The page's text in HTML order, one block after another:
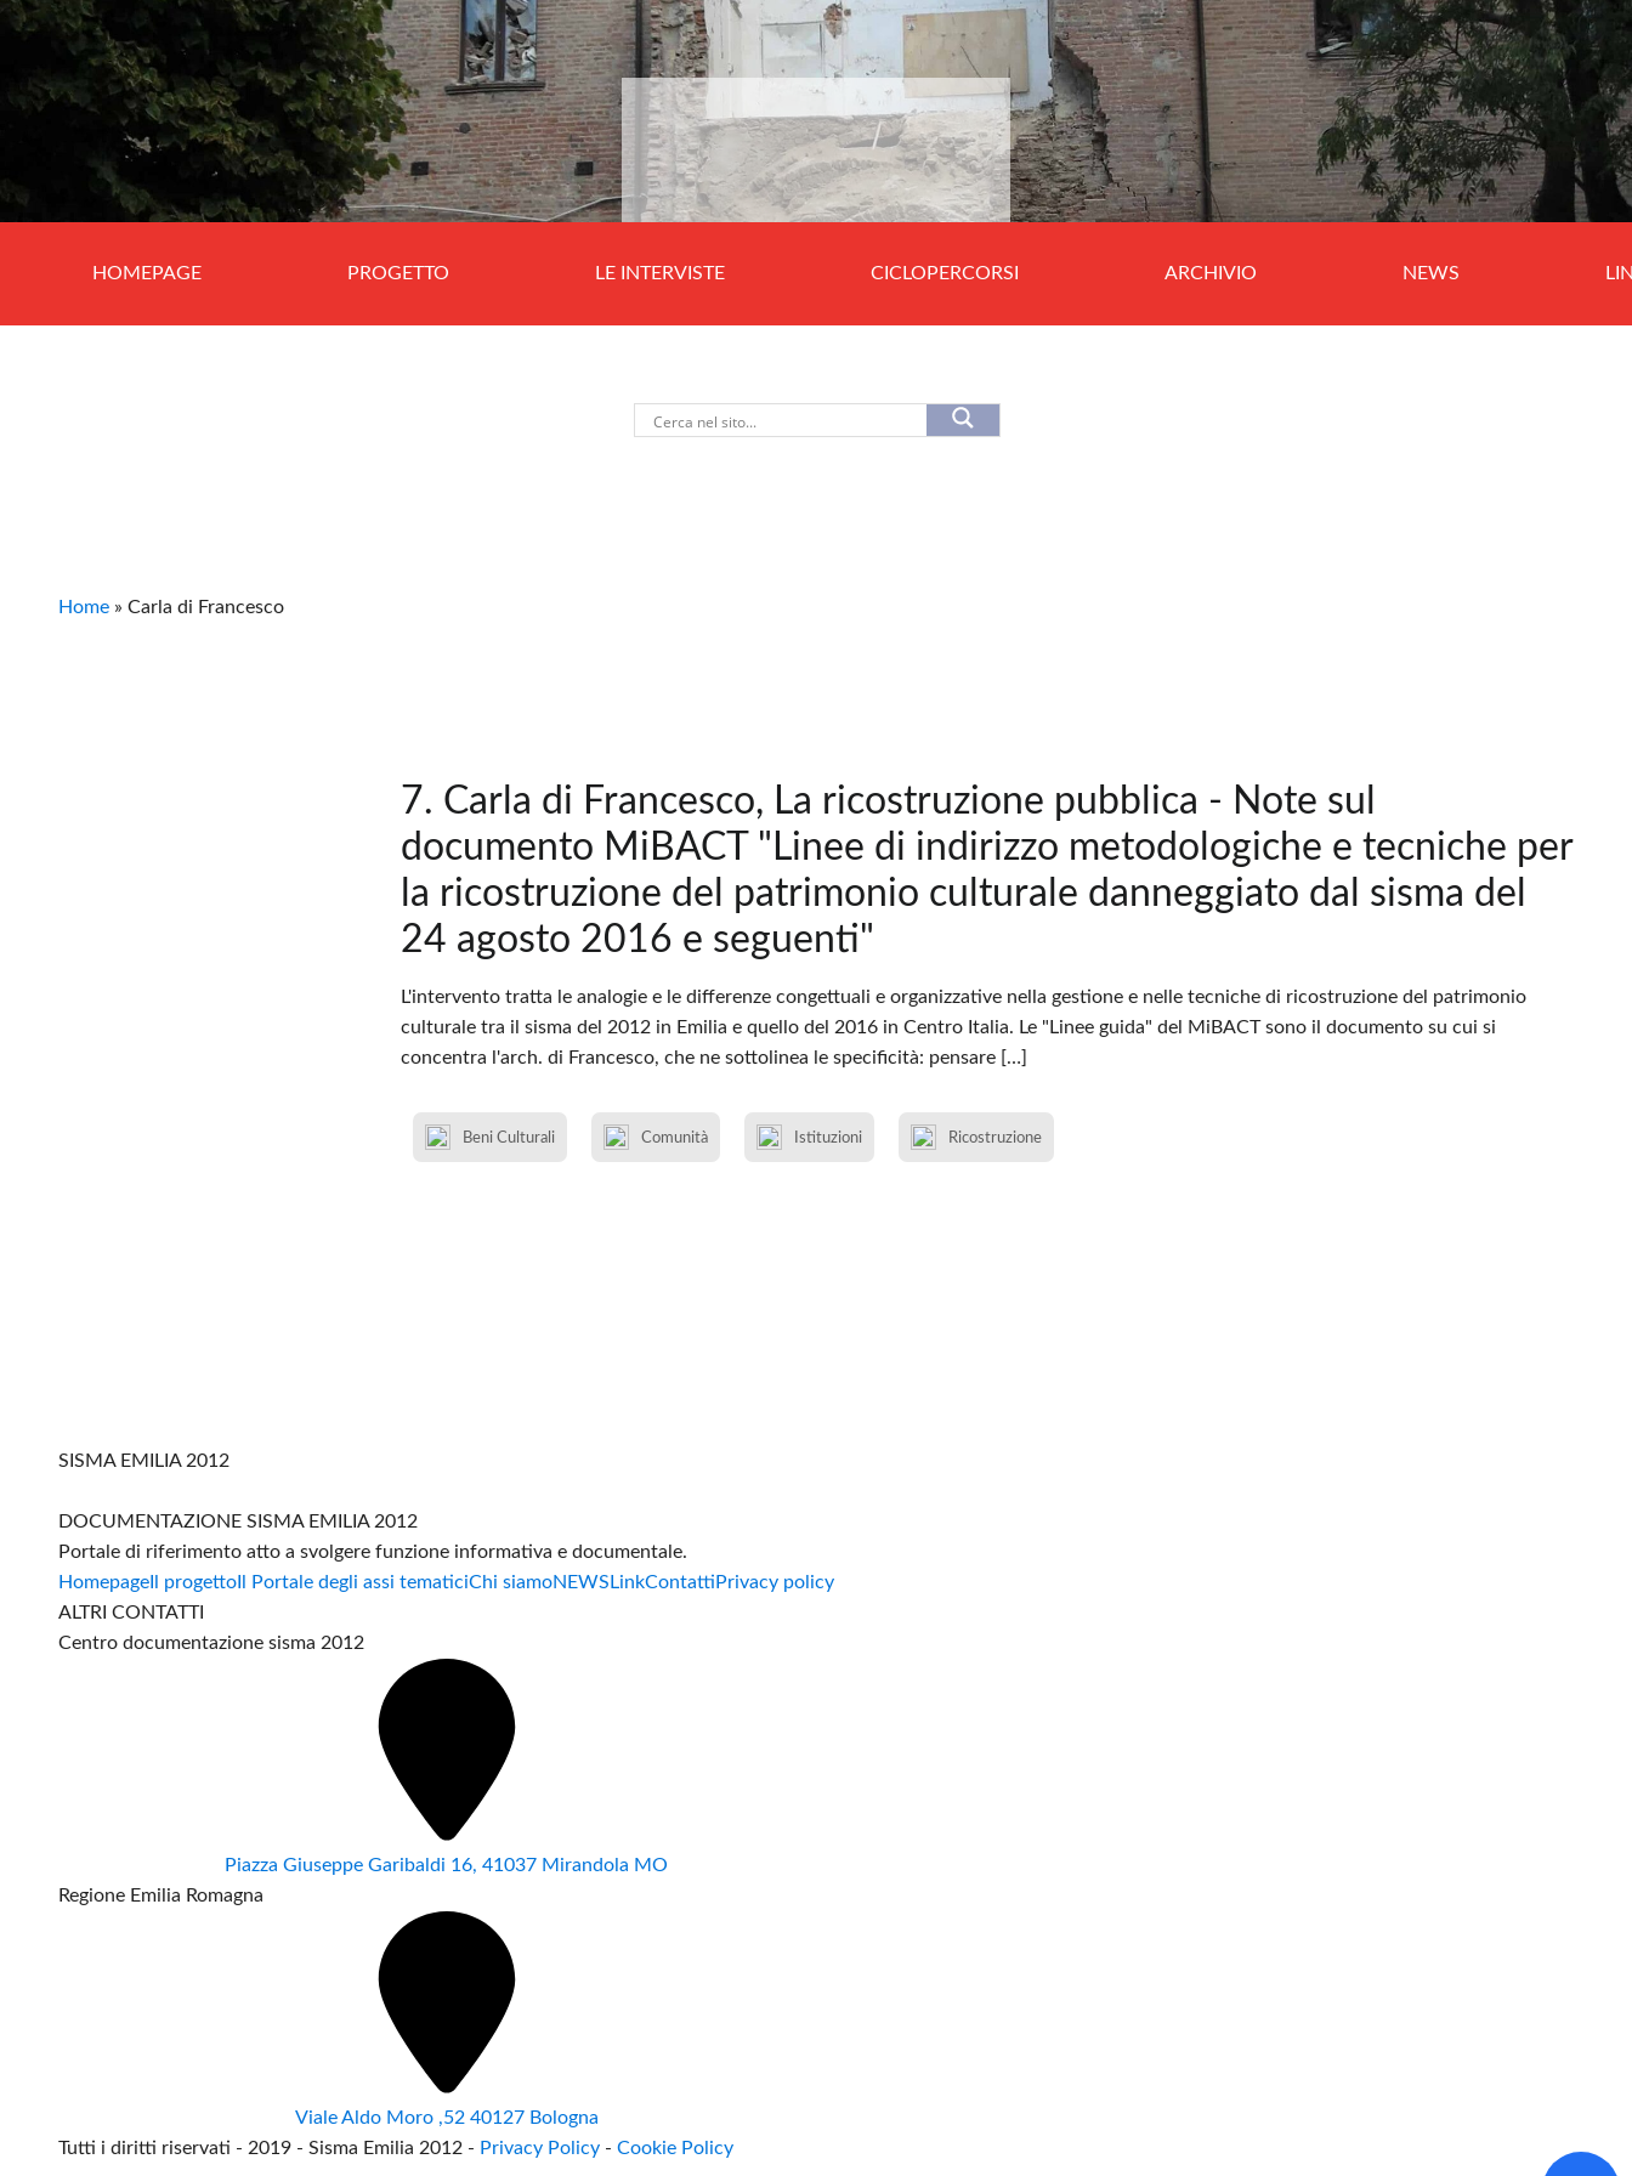
HOMEPAGE PROGETTO LE INTERVISTE CICLOPERCORSI ARCHIVIO NEWS
Home » Carla di Francesco
7. Carla di Francesco, La ricostruzione pubblica - Note sul
documento MiBACT "Linee di indirizzo metodologiche e tecniche per
la ricostruzione del patrimonio culturale danneggiato dal sisma del
24 agosto 2016 e seguenti"
L'intervento tratta le analogie e le differenze congettuali e organizzative nella gestione e nelle tecniche di ricostruzione del patrimonio
culturale tra il sisma del 2012 in Emilia e quello del 2016 in Centro Italia. Le "Linee guida" del MiBACT sono il documento su cui si
concentra l'arch. di Francesco, che ne sottolinea le specificità: pensare […]
Beni Culturali Comunità Istituzioni Ricostruzione
SISMA EMILIA 2012
DOCUMENTAZIONE SISMA EMILIA 2012
Portale di riferimento atto a svolgere funzione informativa e documentale.
Homepage Il progetto Il Portale degli assi tematiciChi siamoNEWS LinkContatti Privacy policy
ALTRI CONTATTI
Centro documentazione sisma 2012
Piazza Giuseppe Garibaldi 16, 41037 Mirandola MO
Regione Emilia Romagna
Viale Aldo Moro ,52 40127 Bologna
Tutti i diritti riservati - 2019 - Sisma Emilia 2012 - Privacy Policy - Cookie Policy